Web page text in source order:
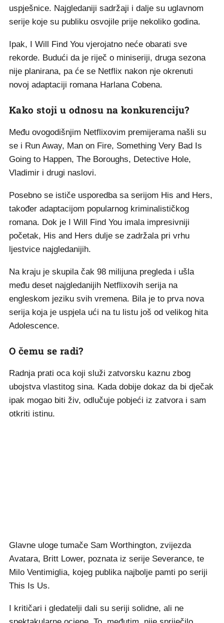
uspješnice. Najgledaniji sadržaji i dalje su uglavnom
serije koje su publiku osvojile prije nekoliko godina.
Ipak, I Will Find You vjerojatno neće obarati sve
rekorde. Budući da je riječ o miniseriji, druga sezona
nije planirana, pa će se Netflix nakon nje okrenuti
novoj adaptaciji romana Harlana Cobena.
Kako stoji u odnosu na konkurenciju?
Među ovogodišnjim Netflixovim premijerama našli su
se i Run Away, Man on Fire, Something Very Bad Is
Going to Happen, The Boroughs, Detective Hole,
Vladimir i drugi naslovi.
Posebno se ističe usporedba sa serijom His and Hers,
također adaptacijom popularnog kriminalističkog
romana. Dok je I Will Find You imala impresivniji
početak, His and Hers dulje se zadržala pri vrhu
ljestvice najgledanijih.
Na kraju je skupila čak 98 milijuna pregleda i ušla
među deset najgledanijih Netflixovih serija na
engleskom jeziku svih vremena. Bila je to prva nova
serija koja je uspjela ući na tu listu još od velikog hita
Adolescence.
O čemu se radi?
Radnja prati oca koji služi zatvorsku kaznu zbog
ubojstva vlastitog sina. Kada dobije dokaz da bi dječak
ipak mogao biti živ, odlučuje pobjeći iz zatvora i sam
otkriti istinu.
Glavne uloge tumače Sam Worthington, zvijezda
Avatara, Britt Lower, poznata iz serije Severance, te
Milo Ventimiglia, kojeg publika najbolje pamti po seriji
This Is Us.
I kritičari i gledatelji dali su seriji solidne, ali ne